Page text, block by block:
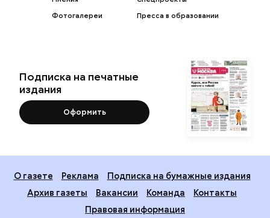
Фотогалереи
Пресса в образовании
Подписка на печатные
издания
Оформить
О газете Реклама
Подписка на бумажные издания
Архив газеты
Вакансии Команда
Контакты
Правовая информация